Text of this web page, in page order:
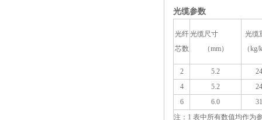
光缆参数
光纤
芯数
光缆尺寸
（mm）
光缆
（kg/
2 5.2
24
4
5.2
24
6
6.0
31
注：1 表中所有数值均作为